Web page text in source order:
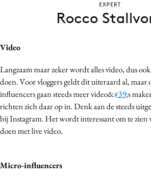
Artificial Intelligence
Carriere
Contentmarketing
Craft
Customer Experience
Data & Insights
Video
Langzaam maar zeker wordt alles video, dus
doen. Voor vloggers geldt dit uiteraard al, maar
influencers gaan steeds meer video&#39;s
richten zich daar op in. Denk aan de steeds
bij Instagram. Het wordt interessant om te zien
doen met live video.
Micro-influencers
EXPERT
Rocco